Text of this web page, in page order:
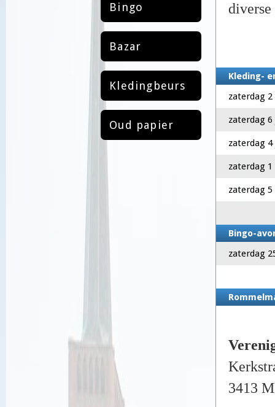
Kleding-
zaterdag
zaterdag
zaterdag
zaterdag 1
zaterdag
Bingo-
zaterdag
3413
Bingo
Bazar
Kledingbeurs
Oud papier